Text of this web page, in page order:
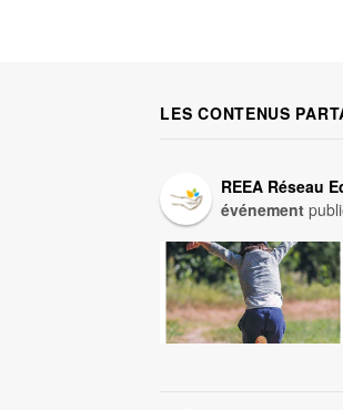
LES CONTENUS
REEA Réseau
événement